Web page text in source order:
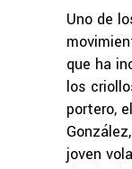
Uno de
que ha
los
portero,
joven